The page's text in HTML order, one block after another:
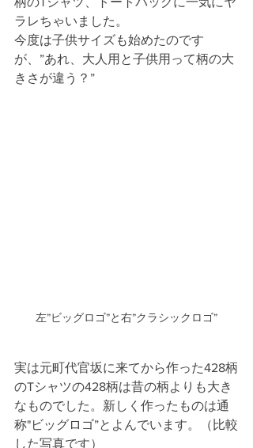
ラレちゃいました。
今度は子供サイズも始めたのです
が、”あれ、大人用と子供用って柄の大
きさが違う？”
左”ビッグロゴ”と右”クラシックロゴ”
実は元町代官坂に来てから作った428柄
のTシャツの428柄は昔の柄よりも大き
なものでした。新しく作ったものは通
称"ビッグロゴ”とよんでいます。（比較
した写真です）